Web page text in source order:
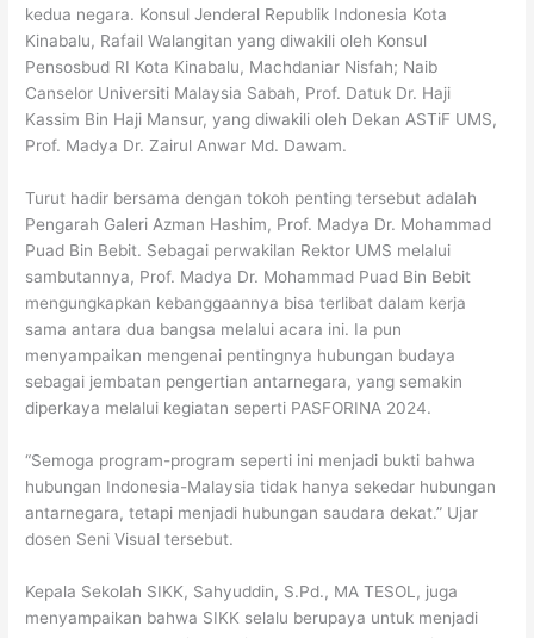
kedua negara. Konsul Jenderal Republik Indonesia Kota
Kinabalu, Rafail Walangitan yang diwakili oleh Konsul
Pensosbud RI Kota Kinabalu, Machdaniar Nisfah; Naib
Canselor Universiti Malaysia Sabah, Prof. Datuk Dr. Haji
Kassim Bin Haji Mansur, yang diwakili oleh Dekan ASTiF UMS,
Prof. Madya Dr. Zairul Anwar Md. Dawam.
Turut hadir bersama dengan tokoh penting tersebut adalah
Pengarah Galeri Azman Hashim, Prof. Madya Dr. Mohammad
Puad Bin Bebit. Sebagai perwakilan Rektor UMS melalui
sambutannya, Prof. Madya Dr. Mohammad Puad Bin Bebit
mengungkapkan kebanggaannya bisa terlibat dalam kerja
sama antara dua bangsa melalui acara ini. Ia pun
menyampaikan mengenai pentingnya hubungan budaya
sebagai jembatan pengertian antarnegara, yang semakin
diperkaya melalui kegiatan seperti PASFORINA 2024.
“Semoga program-program seperti ini menjadi bukti bahwa
hubungan Indonesia-Malaysia tidak hanya sekedar hubungan
antarnegara, tetapi menjadi hubungan saudara dekat.” Ujar
dosen Seni Visual tersebut.
Kepala Sekolah SIKK, Sahyuddin, S.Pd., MA TESOL, juga
menyampaikan bahwa SIKK selalu berupaya untuk menjadi